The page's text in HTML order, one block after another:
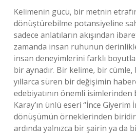
Kelimenin gücü, bir metnin
dönüştürebilme potansiyeline
sadece anlatıların akışından
zamanda insan ruhunun
insan deneyimlerini farklı
bir aynadır. Bir kelime, bir cümle,
yıllarca süren bir değişimin
edebiyatının önemli
Karay’ın ünlü eseri “İnce Giyerim
dönüşümün örneklerinden
ardında yalnızca bir şairin ya da